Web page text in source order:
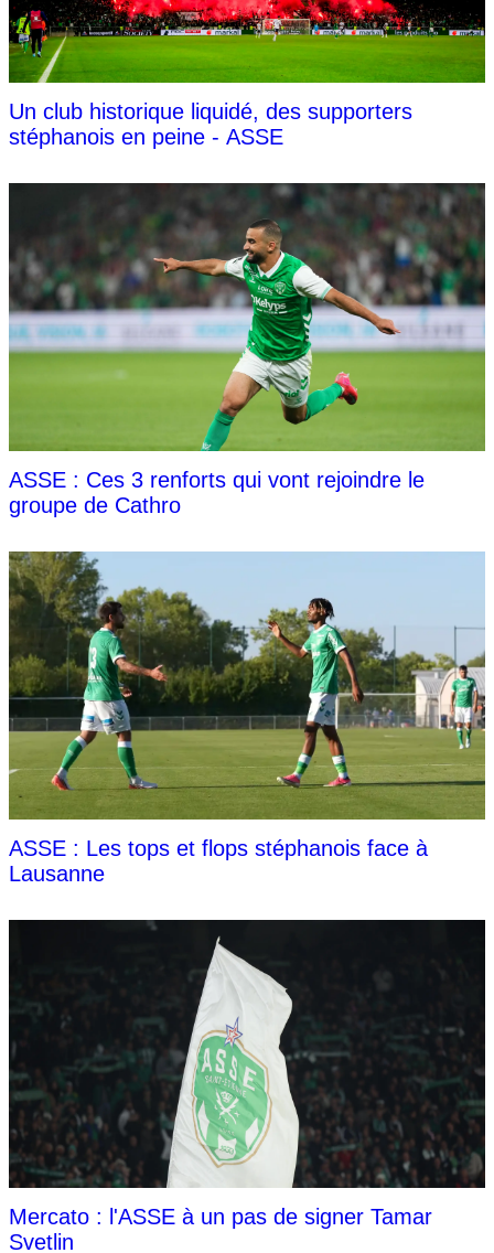
Un club historique liquidé, des supporters
stéphanois en peine - ASSE
ASSE : Ces 3 renforts qui vont rejoindre le
groupe de Cathro
ASSE : Les tops et flops stéphanois face à
Lausanne
Mercato : l'ASSE à un pas de signer Tamar
Svetlin